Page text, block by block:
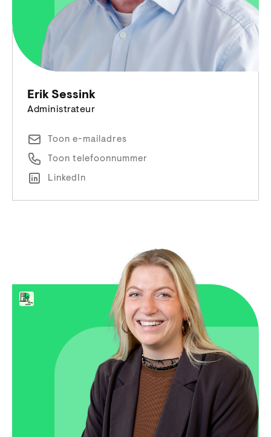
Erik Sessink
Administrateur
Toon e-mailadres
Toon telefoonnummer
LinkedIn